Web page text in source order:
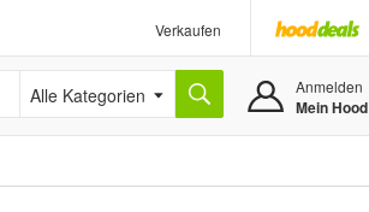
Verkaufen
Alle Kategorien Anmelden
Mein Hood